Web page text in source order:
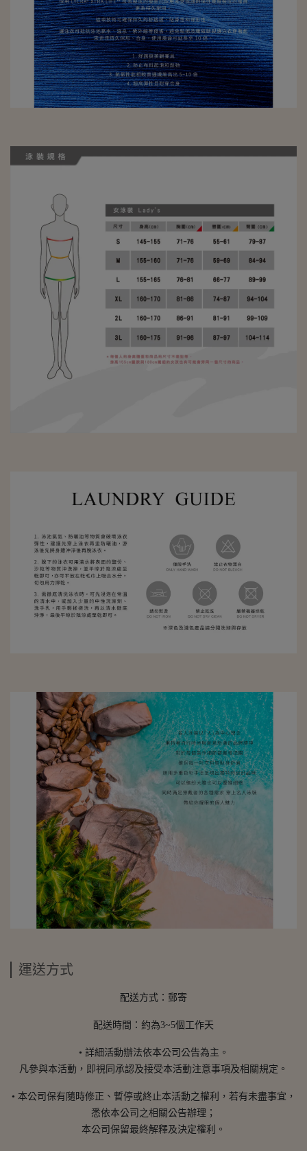
運送方式
配送方式：郵寄
配送時間：約為3~5個工作天
• 詳細活動辦法依本公司公告為主。
凡參與本活動，即視同承認及接受本活動注意事項及相關規定。
• 本公司保有隨時修正、暫停或終止本活動之權利，若有未盡事宜，
悉依本公司之相關公告辦理；
本公司保留最終解釋及決定權利。